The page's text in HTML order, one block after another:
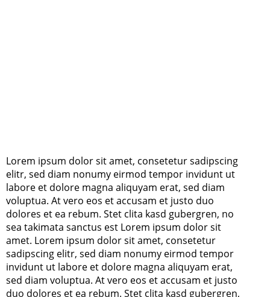
Lorem ipsum dolor sit amet, consetetur sadipscing
elitr, sed diam nonumy eirmod tempor invidunt ut
labore et dolore magna aliquyam erat, sed diam
voluptua. At vero eos et accusam et justo duo
dolores et ea rebum. Stet clita kasd gubergren, no
sea takimata sanctus est Lorem ipsum dolor sit
amet. Lorem ipsum dolor sit amet, consetetur
sadipscing elitr, sed diam nonumy eirmod tempor
invidunt ut labore et dolore magna aliquyam erat,
sed diam voluptua. At vero eos et accusam et justo
duo dolores et ea rebum. Stet clita kasd gubergren,